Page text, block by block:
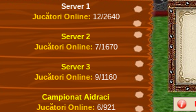
Server 1
Jucători Online: 12/2640
Server 2
Jucători Online: 7/1670
Server 3
Jucători Online: 9/1160
Campionat Aidraci
Jucători Online: 6/921